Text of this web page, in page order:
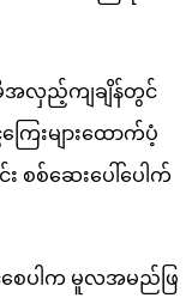
အလှည့်ကျချိန်တွင်
ေးများထောက်ပံ့
စစ်ဆေးပေါ်ပေါက်
ေပါက မူလအမည်ဖြ